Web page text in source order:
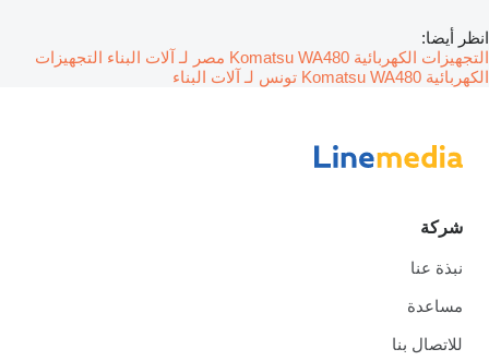
انظر أيضا:
التجهيزات الكهربائية Komatsu WA480 مصر لـ آلات البناء
التجهيزات
الكهربائية Komatsu WA480 تونس لـ آلات البناء
شركة
نبذة عنا
مساعدة
للاتصال بنا